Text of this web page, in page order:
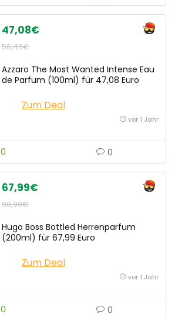
47,08€
56,48€
Azzaro The Most Wanted Intense Eau
de Parfum (100ml) für 47,08 Euro
Zum Deal
vor 1 Jahr
0 0
67,99€
90,90€
Hugo Boss Bottled Herrenparfum
(200ml) für 67,99 Euro
Zum Deal
vor 1 Jahr
0 0